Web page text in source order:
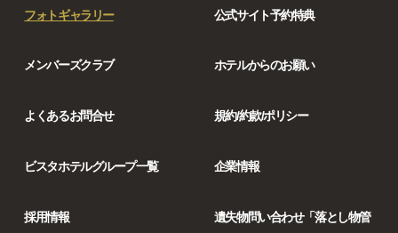
フォトギャラリー 公式サイト予約特典
メンバーズクラブ ホテルからのお願い
よくあるお問合せ 規約/約款/ポリシー
ビスタホテルグループ一覧 企業情報
採用情報
遺失物問い合わせ「落とし物管